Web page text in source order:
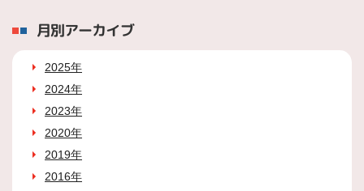
月別アーカイブ
2025年
2024年
2023年
2020年
2019年
2016年